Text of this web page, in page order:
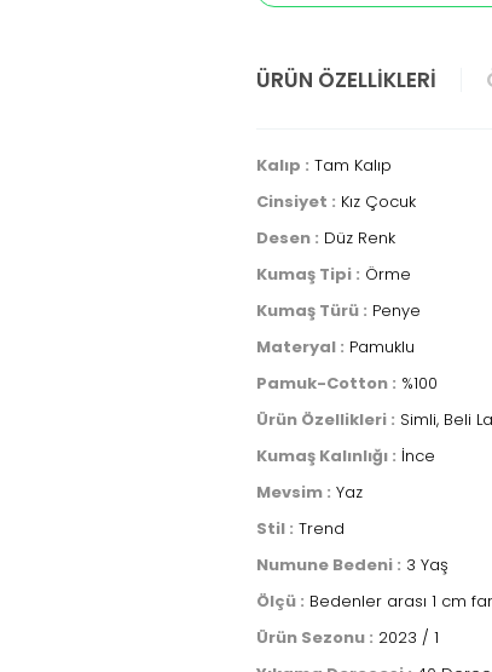
ÜRÜN ÖZELLIKLERI
Kalıp : Tam Kalıp
Cinsiyet : Kız Çocuk
Desen : Düz Renk
Kumaş Tipi : Örme
Kumaş Türü : Penye
Materyal : Pamuklu
Pamuk-Cotton : %100
Ürün Özellikleri : Simli, Beli
Kumaş Kalınlığı : İnce
Mevsim : Yaz
Stil : Trend
Numune Bedeni : 3 Yaş
Ölçü : Bedenler arası 1 cm
Ürün Sezonu : 2023 / 1